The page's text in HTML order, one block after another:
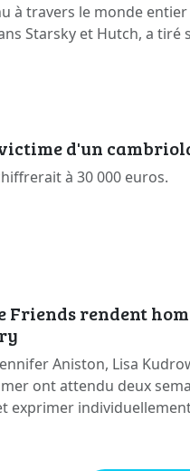
à travers le monde
Starsky et Hutch, a tiré
d'un
à 30 000 euros.
Friends rendent
Aniston, Lisa
ont attendu deux
exprimer